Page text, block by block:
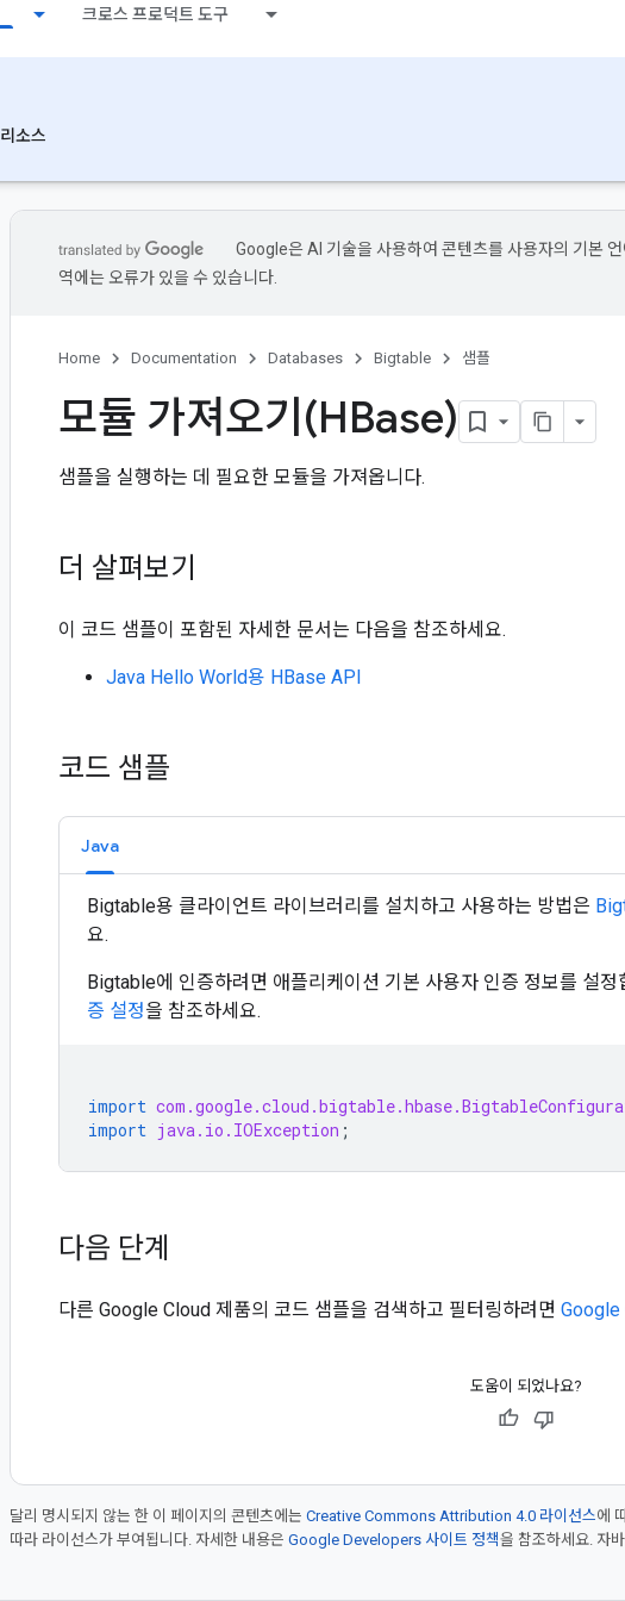
크로스 프로덕트 도구
리소스
Google은 AI 기술을 사용하여 콘텐츠를 사용자의 기본
역에는 오류가 있을 수 있습니다.
Home Documentation Databases Bigtable 샘플
모듈 가져오기(HBase)
샘플을 실행하는 데 필요한 모듈을 가져옵니다.
더 살펴보기
이 코드 샘플이 포함된 자세한 문서는 다음을 참조하세요.
Java Hello World용 HBase API
코드 샘플
Java
Bigtable용 클라이언트 라이브러리를 설치하고 사용하는 방법은
요.
Bigtable에 인증하려면 애플리케이션 기본 사용자 인증 정보를 설정
증 설정을 참조하세요.
import
import java.io.IOException ;
다음 단계
다른 Google Cloud 제품의 코드 샘플을 검색하고 필터링하려면 Google
도움이 되었나요?
달리 명시되지 않는 한 이 페이지의 콘텐츠에는 Creative Commons Attribution 4.0 라이선스에
따라 라이선스가 부여됩니다. 자세한 내용은 Google Developers 사이트 정책을 참조하세요. 자